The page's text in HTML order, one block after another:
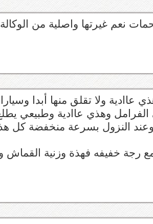
نعم غيرتها واصلية من الوكالة
عاادية ولا تقلق منها أبدا
وهذي عاادية وطبيعي
النزول بسرعة منخفضة كل هذا
رجة خفيفه فهذة وزنية القماش